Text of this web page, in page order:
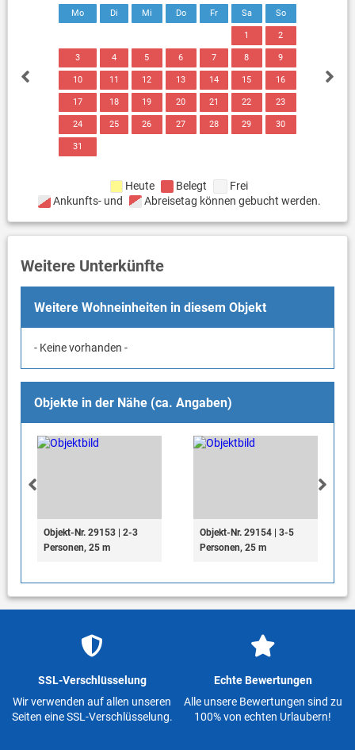
Mo Di Mi Do Fr Sa So
1 2
3 4 5 6 7 8 9
10 11 12 13 14 15 16
17 18 19 20 21 22 23
24 25 26 27 28 29 30
31
Heute Belegt
Frei
Ankunfts- und
Abreisetag können gebucht werden.
Weitere Unterkünfte
Weitere Wohneinheiten in diesem Objekt
- Keine vorhanden -
Objekte in der Nähe (ca. Angaben)
Objekt-Nr. 29153 | 2-3
Personen, 25 m
Objekt-Nr. 29154 | 3-5
Personen, 25 m
SSL-Verschlüsselung
Wir verwenden auf allen unseren
Seiten eine SSL-Verschlüsselung.
Echte Bewertungen
Alle unsere Bewertungen sind zu
100% von echten Urlaubern!